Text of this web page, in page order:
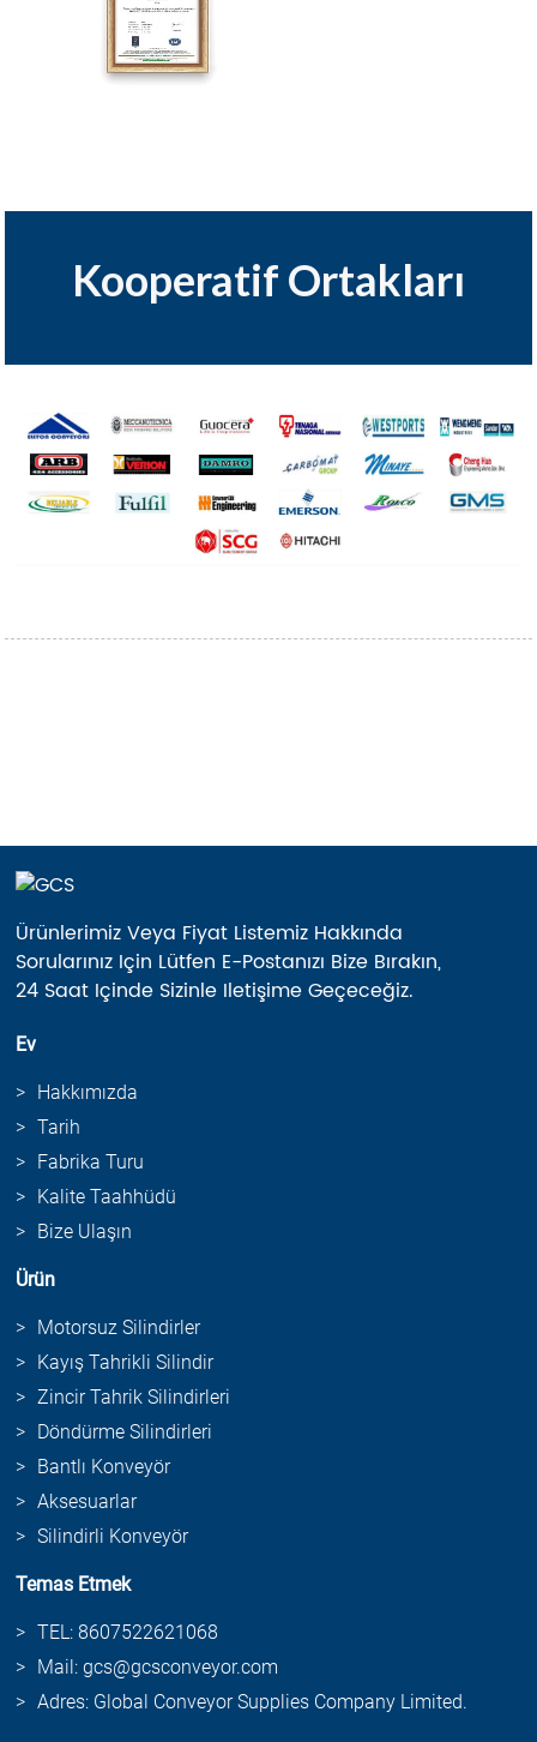
Kooperatif Ortakları
Ürünlerimiz Veya Fiyat Listemiz Hakkında
Sorularınız Için Lütfen E-Postanızı Bize Bırakın,
24 Saat Içinde Sizinle Iletişime Geçeceğiz.
Ev
Hakkımızda
Tarih
Fabrika Turu
Kalite Taahhüdü
Bize Ulaşın
Ürün
Motorsuz Silindirler
Kayış Tahrikli Silindir
Zincir Tahrik Silindirleri
Döndürme Silindirleri
Bantlı Konveyör
Aksesuarlar
Silindirli Konveyör
Temas Etmek
TEL: 8607522621068
Mail: gcs@gcsconveyor.com
Adres: Global Conveyor Supplies Company Limited.